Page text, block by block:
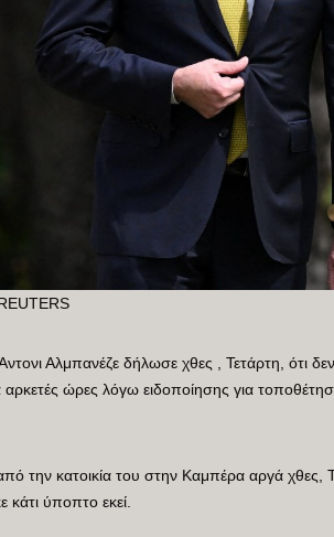
Αλμπανέζε δήλωσε χθες , Τετάρτη, ότι
αρκετές ώρες λόγω ειδοποίησης για
την κατοικία του στην Καμπέρα αργά χθες,
ύποπτο εκεί.